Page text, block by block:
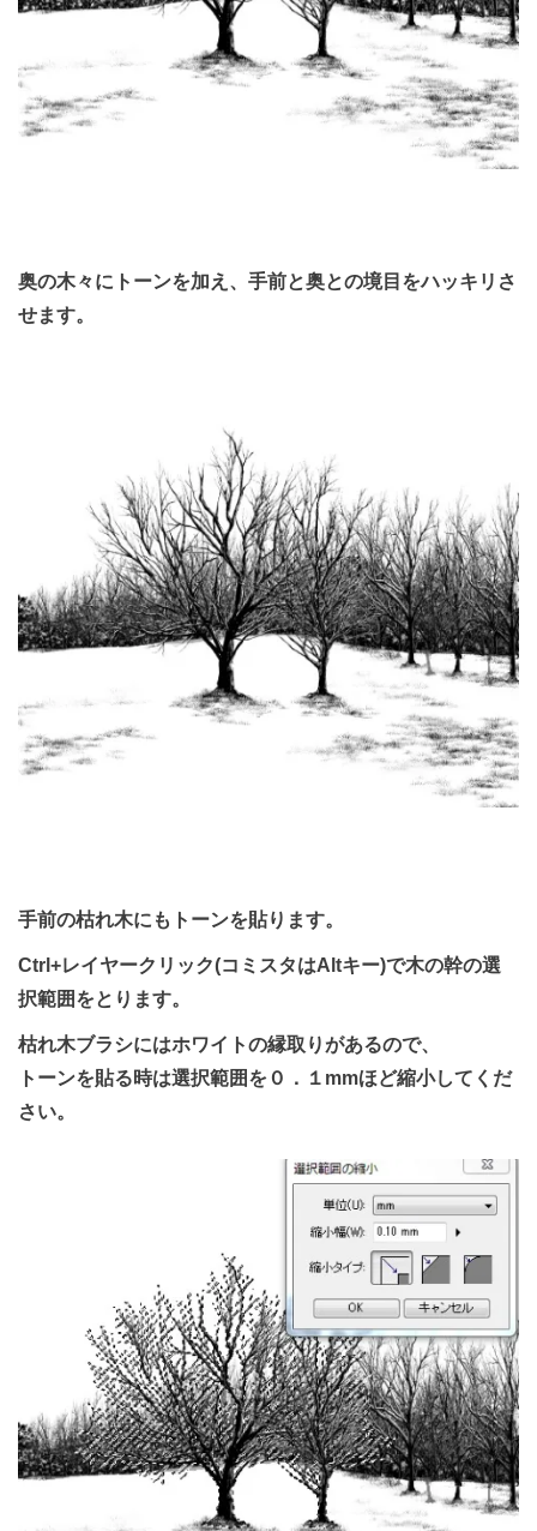
奥の木々にトーンを加え、手前と奥との境目をハッキリさ
せます。
手前の枯れ木にもトーンを貼ります。
Ctrl+レイヤークリック(コミスタはAltキー)で木の幹の選
択範囲をとります。
枯れ木ブラシにはホワイトの縁取りがあるので、
トーンを貼る時は選択範囲を０．１mmほど縮小してくだ
さい。